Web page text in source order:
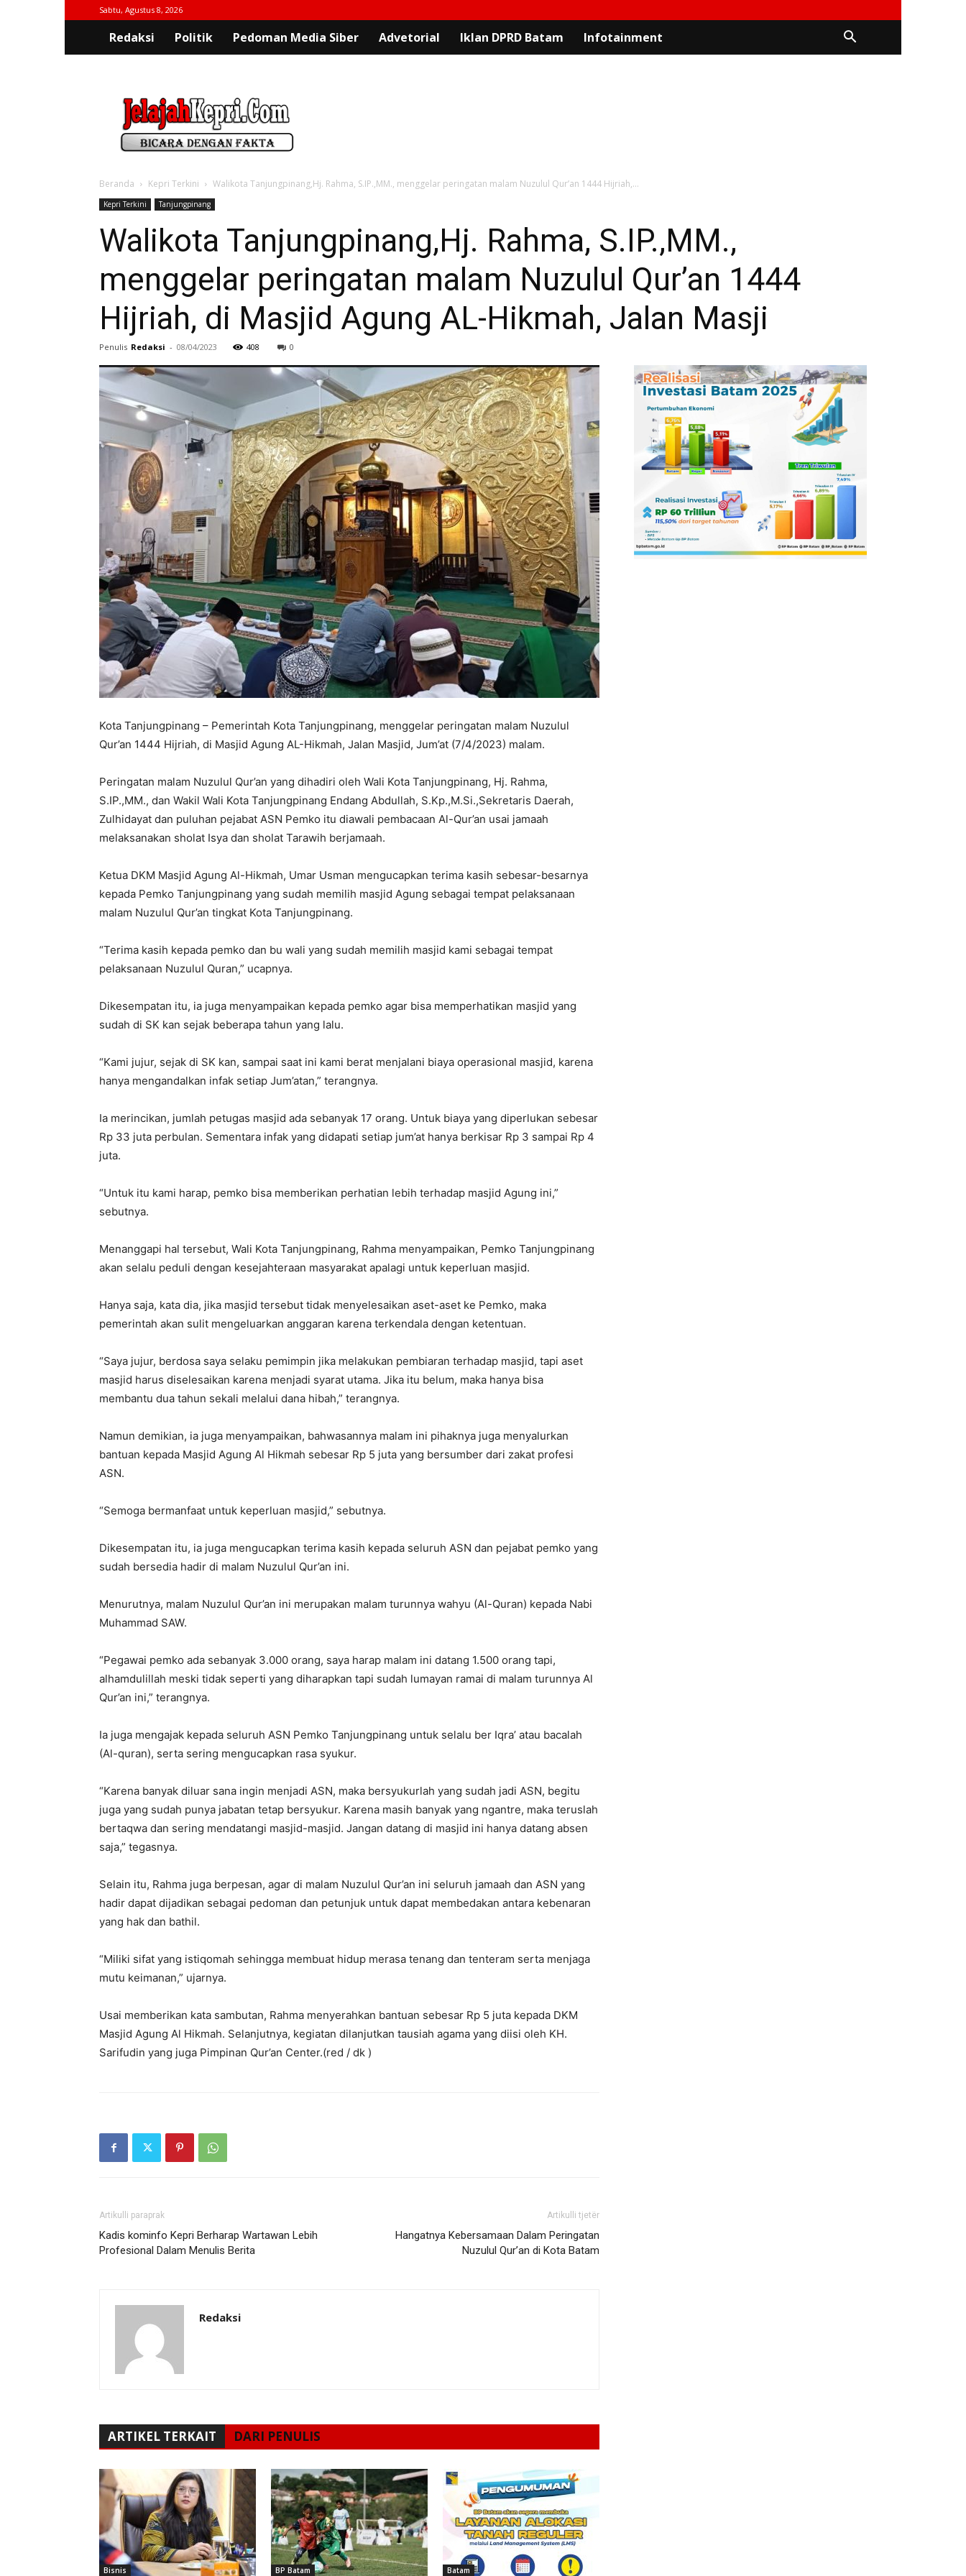
Sabtu, Agustus 8, 2026
Redaksi Politik Pedoman Media Siber Advetorial Iklan DPRD Batam Infotainment
Beranda Kepri Terkini Walikota Tanjungpinang,Hj. Rahma, S.IP.,MM., menggelar peringatan malam Nuzulul Qur’an 1444 Hijriah,...
Kepri Terkini Tanjungpinang
Walikota Tanjungpinang,Hj. Rahma, S.IP.,MM.,
menggelar peringatan malam Nuzulul Qur’an 1444
Hijriah, di Masjid Agung AL-Hikmah, Jalan Masji
Penulis Redaksi - 08/04/2023 408 0
Kota Tanjungpinang – Pemerintah Kota Tanjungpinang, menggelar peringatan malam Nuzulul
Qur’an 1444 Hijriah, di Masjid Agung AL-Hikmah, Jalan Masjid, Jum’at (7/4/2023) malam.
Peringatan malam Nuzulul Qur’an yang dihadiri oleh Wali Kota Tanjungpinang, Hj. Rahma,
S.IP.,MM., dan Wakil Wali Kota Tanjungpinang Endang Abdullah, S.Kp.,M.Si.,Sekretaris Daerah,
Zulhidayat dan puluhan pejabat ASN Pemko itu diawali pembacaan Al-Qur’an usai jamaah
melaksanakan sholat Isya dan sholat Tarawih berjamaah.
Ketua DKM Masjid Agung Al-Hikmah, Umar Usman mengucapkan terima kasih sebesar-besarnya
kepada Pemko Tanjungpinang yang sudah memilih masjid Agung sebagai tempat pelaksanaan
malam Nuzulul Qur’an tingkat Kota Tanjungpinang.
“Terima kasih kepada pemko dan bu wali yang sudah memilih masjid kami sebagai tempat
pelaksanaan Nuzulul Quran,” ucapnya.
Dikesempatan itu, ia juga menyampaikan kepada pemko agar bisa memperhatikan masjid yang
sudah di SK kan sejak beberapa tahun yang lalu.
“Kami jujur, sejak di SK kan, sampai saat ini kami berat menjalani biaya operasional masjid, karena
hanya mengandalkan infak setiap Jum’atan,” terangnya.
Ia merincikan, jumlah petugas masjid ada sebanyak 17 orang. Untuk biaya yang diperlukan sebesar
Rp 33 juta perbulan. Sementara infak yang didapati setiap jum’at hanya berkisar Rp 3 sampai Rp 4
juta.
“Untuk itu kami harap, pemko bisa memberikan perhatian lebih terhadap masjid Agung ini,”
sebutnya.
Menanggapi hal tersebut, Wali Kota Tanjungpinang, Rahma menyampaikan, Pemko Tanjungpinang
akan selalu peduli dengan kesejahteraan masyarakat apalagi untuk keperluan masjid.
Hanya saja, kata dia, jika masjid tersebut tidak menyelesaikan aset-aset ke Pemko, maka
pemerintah akan sulit mengeluarkan anggaran karena terkendala dengan ketentuan.
“Saya jujur, berdosa saya selaku pemimpin jika melakukan pembiaran terhadap masjid, tapi aset
masjid harus diselesaikan karena menjadi syarat utama. Jika itu belum, maka hanya bisa
membantu dua tahun sekali melalui dana hibah,” terangnya.
Namun demikian, ia juga menyampaikan, bahwasannya malam ini pihaknya juga menyalurkan
bantuan kepada Masjid Agung Al Hikmah sebesar Rp 5 juta yang bersumber dari zakat profesi
ASN.
“Semoga bermanfaat untuk keperluan masjid,” sebutnya.
Dikesempatan itu, ia juga mengucapkan terima kasih kepada seluruh ASN dan pejabat pemko yang
sudah bersedia hadir di malam Nuzulul Qur’an ini.
Menurutnya, malam Nuzulul Qur’an ini merupakan malam turunnya wahyu (Al-Quran) kepada Nabi
Muhammad SAW.
“Pegawai pemko ada sebanyak 3.000 orang, saya harap malam ini datang 1.500 orang tapi,
alhamdulillah meski tidak seperti yang diharapkan tapi sudah lumayan ramai di malam turunnya Al
Qur’an ini,” terangnya.
Ia juga mengajak kepada seluruh ASN Pemko Tanjungpinang untuk selalu ber Iqra’ atau bacalah
(Al-quran), serta sering mengucapkan rasa syukur.
“Karena banyak diluar sana ingin menjadi ASN, maka bersyukurlah yang sudah jadi ASN, begitu
juga yang sudah punya jabatan tetap bersyukur. Karena masih banyak yang ngantre, maka teruslah
bertaqwa dan sering mendatangi masjid-masjid. Jangan datang di masjid ini hanya datang absen
saja,” tegasnya.
Selain itu, Rahma juga berpesan, agar di malam Nuzulul Qur’an ini seluruh jamaah dan ASN yang
hadir dapat dijadikan sebagai pedoman dan petunjuk untuk dapat membedakan antara kebenaran
yang hak dan bathil.
“Miliki sifat yang istiqomah sehingga membuat hidup merasa tenang dan tenteram serta menjaga
mutu keimanan,” ujarnya.
Usai memberikan kata sambutan, Rahma menyerahkan bantuan sebesar Rp 5 juta kepada DKM
Masjid Agung Al Hikmah. Selanjutnya, kegiatan dilanjutkan tausiah agama yang diisi oleh KH.
Sarifudin yang juga Pimpinan Qur’an Center.(red / dk )
Artikulli paraprak
Kadis kominfo Kepri Berharap Wartawan Lebih
Profesional Dalam Menulis Berita
Artikulli tjetër
Hangatnya Kebersamaan Dalam Peringatan
Nuzulul Qur’an di Kota Batam
Redaksi
ARTIKEL TERKAIT DARI PENULIS
Bisnis BP Batam Batam